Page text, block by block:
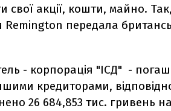
свої акції, кошти, майно.
передала
- корпорація "ІСД" -
кредиторами,
26 684,853 тис. гривень